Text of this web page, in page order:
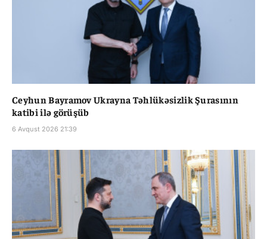
Ceyhun Bayramov Ukrayna Təhlükəsizlik Şurasının
katibi ilə görüşüb
6 Avqust 2026 21:39